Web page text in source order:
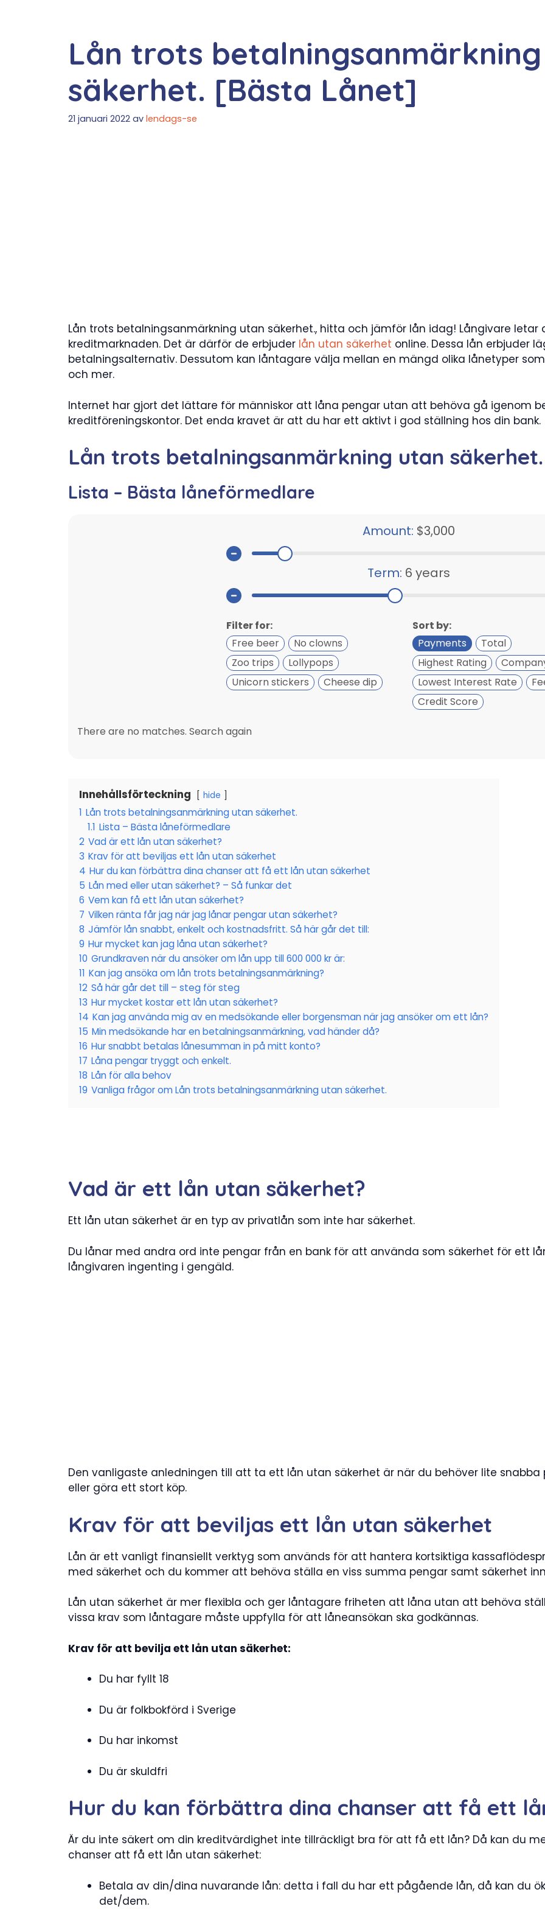
Lån trots
säkerhet. [Bästa Lånet]
21 januari 2022 av lendags-se
Lån trots betalningsanmärkning utan säkerhet., hitta och jämför lån idag! Långivare
kreditmarknaden. Det är därför de erbjuder lån utan säkerhet online. Dessa lån erbjuder
betalningsalternativ. Dessutom kan låntagare välja mellan en mängd olika lånetyper
och mer.
Internet har gjort det lättare för människor att låna pengar utan att behöva gå igenom
kreditföreningskontor. Det enda kravet är att du har ett aktivt i god ställning hos din bank.
Lån trots betalningsanmärkning utan säkerhet.
Lista – Bästa låneförmedlare
Amount: $3,000
Term: 6 years
Filter for:
Free beer
No clowns
Zoo trips
Lollypops
Unicorn stickers
Cheese dip
Sort by:
Payments
Total
Highest Rating
Lowest Interest Rate
Credit Score
There are no matches. Search again
Innehållsförteckning hide
1 Lån trots betalningsanmärkning utan säkerhet.
1.1 Lista – Bästa låneförmedlare
2 Vad är ett lån utan säkerhet?
3 Krav för att beviljas ett lån utan säkerhet
4 Hur du kan förbättra dina chanser att få ett lån utan säkerhet
5 Lån med eller utan säkerhet? – Så funkar det
6 Vem kan få ett lån utan säkerhet?
7 Vilken ränta får jag när jag lånar pengar utan säkerhet?
8 Jämför lån snabbt, enkelt och kostnadsfritt. Så här går det till:
9 Hur mycket kan jag låna utan säkerhet?
10 Grundkraven när du ansöker om lån upp till 600 000 kr är:
11 Kan jag ansöka om lån trots betalningsanmärkning?
12 Så här går det till – steg för steg
13 Hur mycket kostar ett lån utan säkerhet?
14 Kan jag använda mig av en medsökande eller borgensman när jag ansöker om ett lån?
15 Min medsökande har en betalningsanmärkning, vad händer då?
16 Hur snabbt betalas lånesumman in på mitt konto?
17 Låna pengar tryggt och enkelt.
18 Lån för alla behov
19 Vanliga frågor om Lån trots betalningsanmärkning utan säkerhet.
Vad är ett lån utan säkerhet?
Ett lån utan säkerhet är en typ av privatlån som inte har säkerhet.
Du lånar med andra ord inte pengar från en bank för att använda som säkerhet för ett
långivaren ingenting i gengäld.
Den vanligaste anledningen till att ta ett lån utan säkerhet är när du behöver lite
eller göra ett stort köp.
Krav för att beviljas ett lån utan säkerhet
Lån är ett vanligt finansiellt verktyg som används för att hantera kortsiktiga
med säkerhet och du kommer att behöva ställa en viss summa pengar samt säkerhet
Lån utan säkerhet är mer flexibla och ger låntagare friheten att låna utan att behöva
vissa krav som låntagare måste uppfylla för att låneansökan ska godkännas.
Krav för att bevilja ett lån utan säkerhet:
Du har fyllt 18
Du är folkbokförd i Sverige
Du har inkomst
Du är skuldfri
Hur du kan förbättra dina chanser att få ett
Är du inte säkert om din kreditvärdighet inte tillräckligt bra för att få ett lån? Då kan du
chanser att få ett lån utan säkerhet:
Betala av din/dina nuvarande lån: detta i fall du har ett pågående lån, då kan du
det/dem.